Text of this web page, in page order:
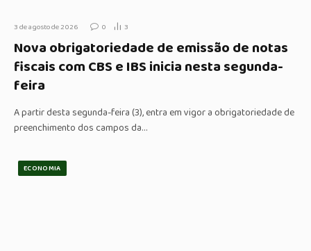
3 de agosto de 2026 0 3
Nova obrigatoriedade de emissão de notas
fiscais com CBS e IBS inicia nesta segunda-
feira
A partir desta segunda-feira (3), entra em vigor a obrigatoriedade de
preenchimento dos campos da…
ECONOMIA